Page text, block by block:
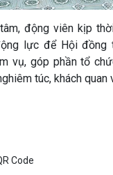
viên kịp thời
lực để Hội
vụ, góp phần tổ
túc, khách quan